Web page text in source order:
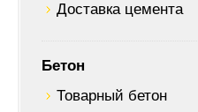
Доставка цемента
Бетон
Товарный бетон